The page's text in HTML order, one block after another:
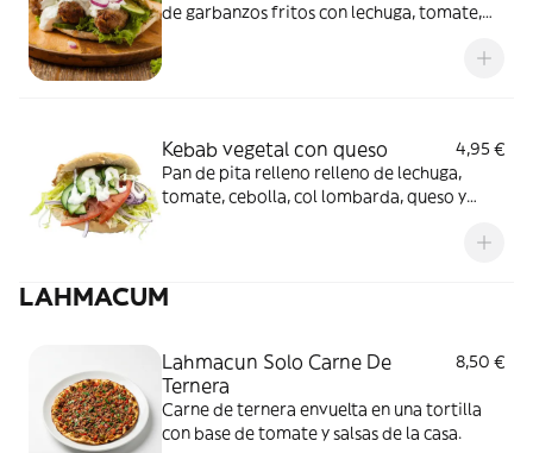
de garbanzos fritos con lechuga, tomate,
Kebab vegetal con queso
4,95 €
Pan de pita relleno relleno de lechuga,
tomate, cebolla, col lombarda, queso y
LAHMACUM
Lahmacun Solo Carne De
Ternera
8,50 €
Carne de ternera envuelta en una tortilla
con base de tomate y salsas de la casa.